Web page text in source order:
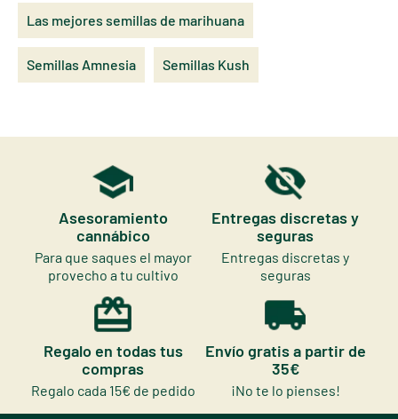
Las mejores semillas de marihuana
Semillas Amnesia Semillas Kush
Asesoramiento
cannábico
Para que saques el mayor
provecho a tu cultivo
Entregas discretas y
seguras
Entregas discretas y
seguras
Regalo en todas tus
compras
Regalo cada 15€ de pedido
Envío gratis a partir de
35€
¡No te lo pienses!